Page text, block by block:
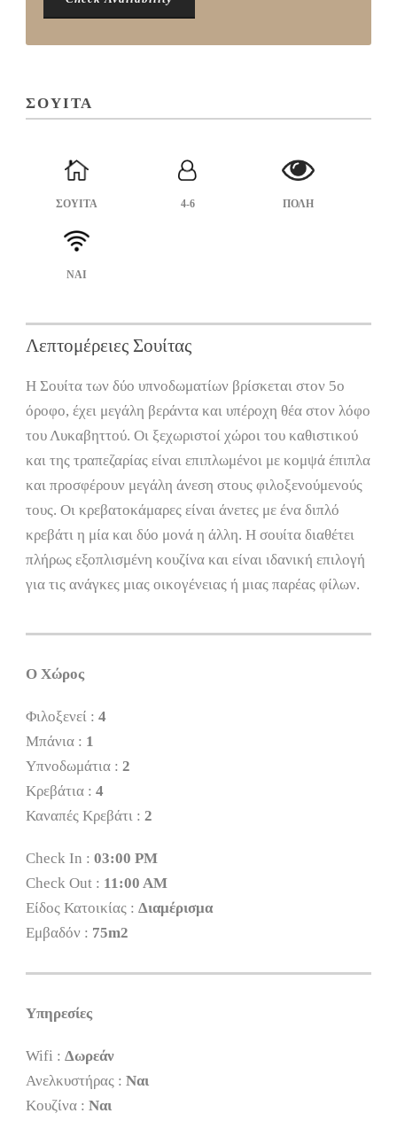
ΣΟΥΙΤΑ
ΣΟΥΙΤΑ 4-6 ΠΟΛΗ
ΝΑΙ
Λεπτομέρειες Σουίτας
Η Σουίτα των δύο υπνοδωματίων βρίσκεται στον 5ο
όροφο, έχει μεγάλη βεράντα και υπέροχη θέα στον λόφο
του Λυκαβηττού. Οι ξεχωριστοί χώροι του καθιστικού
και της τραπεζαρίας είναι επιπλωμένοι με κομψά έπιπλα
και προσφέρουν μεγάλη άνεση στους φιλοξενούμενούς
τους. Οι κρεβατοκάμαρες είναι άνετες με ένα διπλό
κρεβάτι η μία και δύο μονά η άλλη. Η σουίτα διαθέτει
πλήρως εξοπλισμένη κουζίνα και είναι ιδανική επιλογή
για τις ανάγκες μιας οικογένειας ή μιας παρέας φίλων.
Ο Χώρος
Φιλοξενεί : 4
Μπάνια : 1
Υπνοδωμάτια : 2
Κρεβάτια : 4
Καναπές Κρεβάτι : 2
Check In : 03:00 PM
Check Out : 11:00 AM
Είδος Κατοικίας : Διαμέρισμα
Εμβαδόν : 75m2
Υπηρεσίες
Wifi : Δωρεάν
Ανελκυστήρας : Ναι
Κουζίνα : Ναι